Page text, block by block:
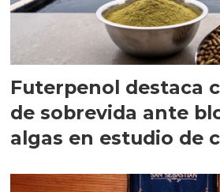
Futerpenol destaca
de sobrevida ante
algas en estudio de